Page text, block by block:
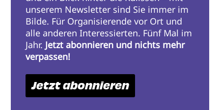
unserem Newsletter sind Sie immer im
Bilde. Für Organisierende vor Ort und
alle anderen Interessierten. Fünf Mal im
Jahr. Jetzt abonnieren und nichts mehr
verpassen!
Jetzt abonnieren